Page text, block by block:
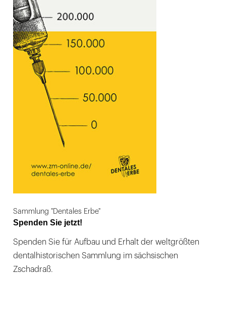
Sammlung "Dentales Erbe"
Spenden Sie jetzt!
Spenden Sie für Aufbau und Erhalt der weltgrößten
dentalhistorischen Sammlung im sächsischen
Zschadraß.